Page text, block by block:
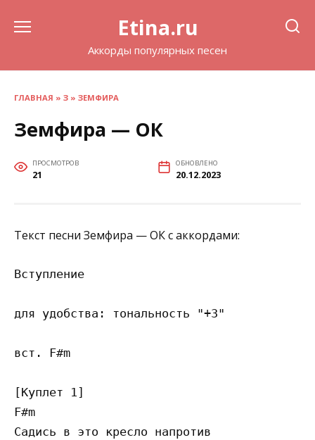
Etina.ru
Аккорды популярных песен
ГЛАВНАЯ » З » ЗЕМФИРА
Земфира — ОК
ПРОСМОТРОВ
21
ОБНОВЛЕНО
20.12.2023
Текст песни Земфира — ОК с аккордами:
Вступление
для удобства: тональность "+3"
вст. F#m
[Куплет 1]
F#m
Садись в это кресло напротив